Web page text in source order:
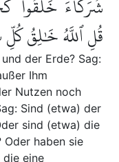
شُرَكَآءَ خَلَقُواْ
قُلِ ٱللَّهُ خَٰلِقُ
der Erde? Sag:
Ihm
Nutzen noch
Sind (etwa) der
sind (etwa) die
Oder haben sie
die eine